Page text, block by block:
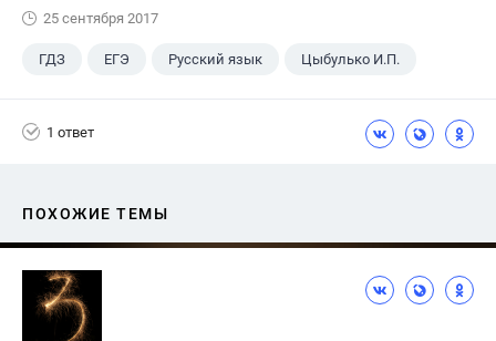
25 сентября 2017
ГДЗ ЕГЭ Русский язык Цыбулько И.П.
1 ответ
ПОХОЖИЕ ТЕМЫ